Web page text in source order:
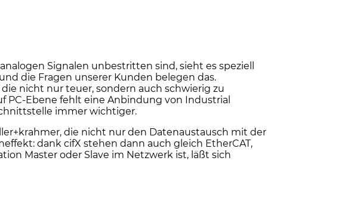
Signalen unbestritten sind, sieht es speziell
die Fragen unserer Kunden belegen das.
nicht nur teuer, sondern auch schwierig zu
PC-Ebene fehlt eine Anbindung von Industrial
immer wichtiger.
die nicht nur den Datenaustausch mit der
dank cifX stehen dann auch gleich EtherCAT,
Master oder Slave im Netzwerk ist, läßt sich